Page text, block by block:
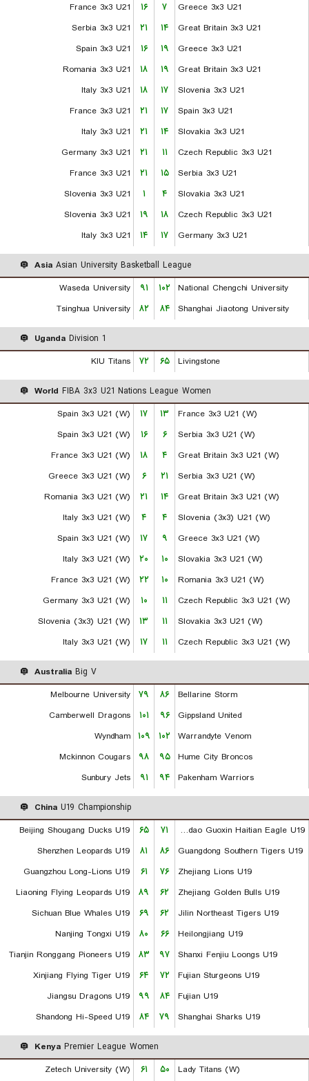
France 3x3 U21
۱۶ ۷
Greece 3x3 U21
Serbia 3x3 U21
۲۱ ۱۴
Great Britain 3x3 U21
Spain 3x3 U21
۱۶ ۱۹
Greece 3x3 U21
Romania 3x3 U21
۱۸ ۱۹
Great Britain 3x3 U21
Italy 3x3 U21
۱۸ ۱۷
Slovenia 3x3 U21
France 3x3 U21
۲۱ ۱۷
Spain 3x3 U21
Italy 3x3 U21
۲۱ ۱۴
Slovakia 3x3 U21
Germany 3x3 U21
۲۱ ۱۱
Czech Republic 3x3 U21
France 3x3 U21
۲۱ ۱۵
Serbia 3x3 U21
Slovenia 3x3 U21
۱ ۴
Slovakia 3x3 U21
Slovenia 3x3 U21
۱۹ ۱۸
Czech Republic 3x3 U21
Italy 3x3 U21
۱۴ ۱۷ Germany 3x3 U21
Asia Asian University Basketball League
Waseda University
۹۱ ۱۰۲
National Chengchi University
Tsinghua University
۸۲ ۸۴ Shanghai Jiaotong University
Uganda Division 1
KIU Titans
۷۲ ۶۵ Livingstone
World FIBA 3x3 U21 Nations League Women
Spain 3x3 U21 (W)
۱۷ ۱۳
France 3x3 U21 (W)
Spain 3x3 U21 (W)
۱۶ ۶
Serbia 3x3 U21 (W)
France 3x3 U21 (W)
۱۸ ۴
Great Britain 3x3 U21 (W)
Greece 3x3 U21 (W)
۶ ۲۱
Serbia 3x3 U21 (W)
Romania 3x3 U21 (W)
۲۱ ۱۴
Great Britain 3x3 U21 (W)
Italy 3x3 U21 (W)
۴ ۴
Slovenia (3x3) U21 (W)
Spain 3x3 U21 (W)
۱۷ ۹
Greece 3x3 U21 (W)
Italy 3x3 U21 (W)
۲۰ ۱۰
Slovakia 3x3 U21 (W)
France 3x3 U21 (W)
۲۲ ۱۰
Romania 3x3 U21 (W)
Germany 3x3 U21 (W)
۱۰ ۱۱
Czech Republic 3x3 U21 (W)
Slovenia (3x3) U21 (W)
۱۳ ۱۱
Slovakia 3x3 U21 (W)
Italy 3x3 U21 (W)
۱۷ ۱۱ Czech Republic 3x3 U21 (W)
Australia Big V
Melbourne University
۷۹ ۸۶
Bellarine Storm
Camberwell Dragons
۱۰۱ ۹۶
Gippsland United
Wyndham ۱۰۹ ۱۰۲
Warrandyte Venom
Mckinnon Cougars
۹۸ ۹۵
Hume City Broncos
Sunbury Jets
۹۱ ۹۴ Pakenham Warriors
China U19 Championship
Beijing Shougang Ducks U19
۶۵ ۷۱
Qingdao Guoxin Haitian Eagle U19
Shenzhen Leopards U19
۸۱ ۸۶
Guangdong Southern Tigers U19
Guangzhou Long-Lions U19
۶۱ ۷۶
Zhejiang Lions U19
Liaoning Flying Leopards U19
۸۹ ۶۲
Zhejiang Golden Bulls U19
Sichuan Blue Whales U19
۶۹ ۶۲
Jilin Northeast Tigers U19
Nanjing Tongxi U19
۸۰ ۶۶
Heilongjiang U19
Tianjin Ronggang Pioneers U19
۸۳ ۹۷
Shanxi Fenjiu Loongs U19
Xinjiang Flying Tiger U19
۶۴ ۷۲
Fujian Sturgeons U19
Jiangsu Dragons U19
۹۹ ۸۴
Fujian U19
Shandong Hi-Speed U19
۸۴ ۷۹ Shanghai Sharks U19
Kenya Premier League Women
Zetech University (W)
۶۱ ۵۰ Lady Titans (W)